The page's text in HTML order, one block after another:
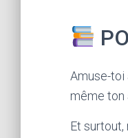
Amuse-toi
même ton
Et surtout,